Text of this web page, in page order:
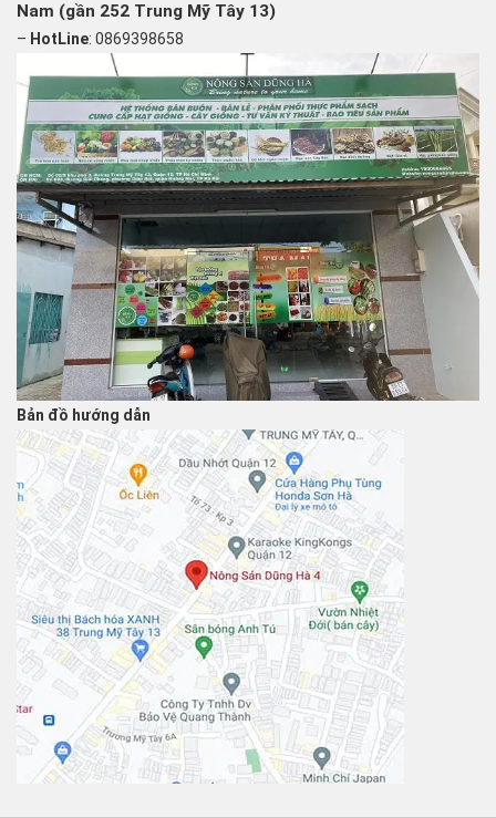
Nam (gần 252 Trung Mỹ Tây 13)
– HotLine: 0869398658
Bản đồ hướng dẫn